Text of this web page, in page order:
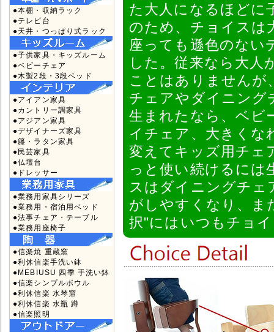
●本棚・収納ラック
●テレビ台
●天井・つっぱり式ラック
●子供家具・キッズルーム
●ベビーチェア
●木製2段・3段ベッド
●アイアン家具
●カントリー調家具
●アジアン家具
●デザイナーズ家具
●籐・ラタン家具
●民芸家具
●仏壇台
●ドレッサー
●業務用家具シリーズ
●業務用・宿泊用ベッド
●法事チェア・テーブル
●業務用座椅子
●信楽焼 重蔵窯
●利休信楽手洗い鉢
●MEBIUSU 四季 手洗い鉢
●信楽シンプルボウル
●利休信楽 水琴窟
●利休信楽 水瓶 蹲
●信楽照明
た大人になるほどに
のため、チョイスは
座っても遜色のない
した。従来なら大人
ことはありませんが
チェアやダイニング
生まれたなら、ベビ
イチェア、大きくな
変えてキッズ用チェ
っと使い続けるには
スはダイニングチェ
がしやすくなり、ま
択"にはいつもチョ